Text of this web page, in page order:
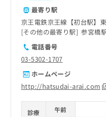
最寄り駅
京王電鉄京王線【初台駅】
その他の最寄り駅
参宮橋
電話番号
03-5302-1707
ホームページ
http://hatsudai-arai.com
診療
午前